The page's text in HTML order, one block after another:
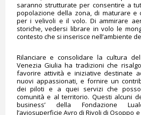
saranno strutturate per consentire a
popolazione della zona, di maturare e
per i velivoli e il volo. Di ammirare
storiche, vedersi librare in volo le
contesto che si inserisce nell’ambiente
Rilanciare e consolidare la cultura
Venezia Giulia ha tradizioni che
favorire attività e iniziative destinate
nuovi appassionati, e fornire un
dei piloti e a quei servizi che
comunità e al territorio. Questi alcuni
business’ della Fondazione
l’aviosuperficie Avro di Rivoli di Osoppo